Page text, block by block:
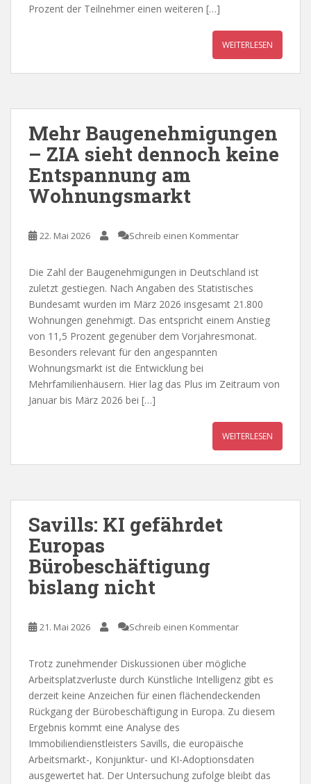
Prozent der Teilnehmer einen weiteren […]
WEITERLESEN
Mehr Baugenehmigungen
– ZIA sieht dennoch keine
Entspannung am
Wohnungsmarkt
22. Mai 2026 Schreib einen Kommentar
Die Zahl der Baugenehmigungen in Deutschland ist
zuletzt gestiegen. Nach Angaben des Statistisches
Bundesamt wurden im März 2026 insgesamt 21.800
Wohnungen genehmigt. Das entspricht einem Anstieg
von 11,5 Prozent gegenüber dem Vorjahresmonat.
Besonders relevant für den angespannten
Wohnungsmarkt ist die Entwicklung bei
Mehrfamilienhäusern. Hier lag das Plus im Zeitraum von
Januar bis März 2026 bei […]
WEITERLESEN
Savills: KI gefährdet
Europas
Bürobeschäftigung
bislang nicht
21. Mai 2026 Schreib einen Kommentar
Trotz zunehmender Diskussionen über mögliche
Arbeitsplatzverluste durch Künstliche Intelligenz gibt es
derzeit keine Anzeichen für einen flächendeckenden
Rückgang der Bürobeschäftigung in Europa. Zu diesem
Ergebnis kommt eine Analyse des
Immobiliendienstleisters Savills, die europäische
Arbeitsmarkt-, Konjunktur- und KI-Adoptionsdaten
ausgewertet hat. Der Untersuchung zufolge bleibt das